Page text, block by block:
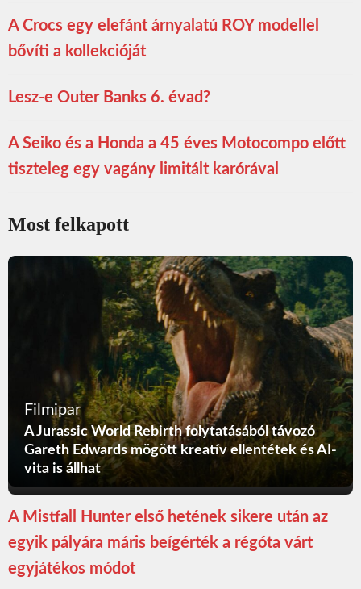
A Crocs egy elefánt árnyalatú ROY modellel
bővíti a kollekcióját
Lesz-e Outer Banks 6. évad?
A Seiko és a Honda a 45 éves Motocompo előtt
tiszteleg egy vagány limitált karórával
Most felkapott
Filmipar
A Jurassic World Rebirth folytatásából távozó
Gareth Edwards mögött kreatív ellentétek és AI-
vita is állhat
A Mistfall Hunter első hetének sikere után az
egyik pályára máris beígérték a régóta várt
egyjátékos módot